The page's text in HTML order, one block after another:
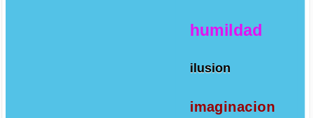
humildad
ilusion
imaginacion